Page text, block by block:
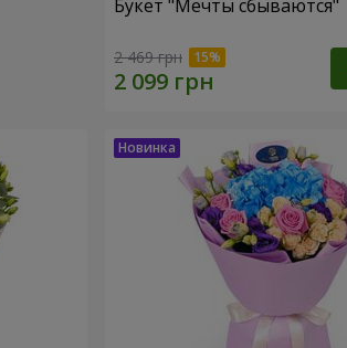
Букет "Мечты сбываются"
2 469 грн